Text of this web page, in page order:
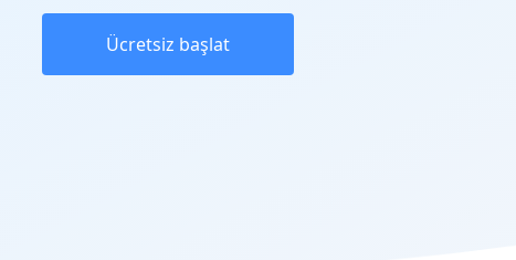
Ücretsiz başlat